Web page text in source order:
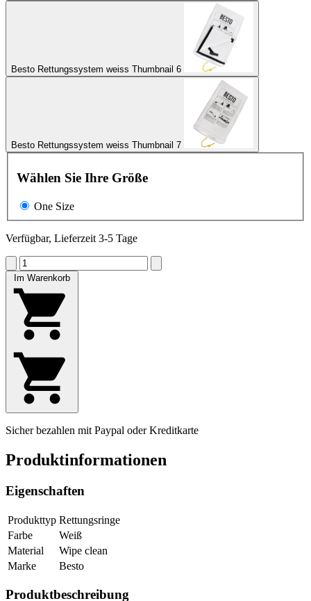
Besto Rettungssystem weiss Thumbnail 6
Besto Rettungssystem weiss Thumbnail 7
Wählen Sie Ihre Größe
One Size
Verfügbar, Lieferzeit 3-5 Tage
Im Warenkorb
Sicher bezahlen mit Paypal oder Kreditkarte
Produktinformationen
Eigenschaften
Produkttyp Rettungsringe
Farbe
Weiß
Material
Wipe clean
Marke
Besto
Produktbeschreibung